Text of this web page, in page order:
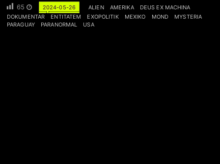
65 2024-05-26 ALIEN AMERIKA
DEUS EX MACHINA
DOKUMENTAR
ENTITATEM EXOPOLITIK MEXIKO MOND
MYSTERIA
PARAGUAY
PARANORMAL USA